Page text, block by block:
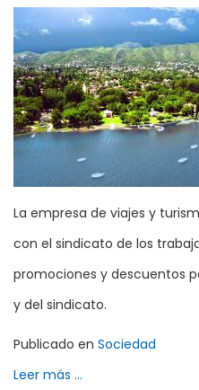
La empresa de viajes y
con el sindicato de los
promociones y descuentos
y del sindicato.
Publicado en Sociedad
Leer más ...